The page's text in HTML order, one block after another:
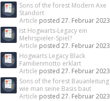
Sons of the forest Modern Axe
Standort
Article posted27. Februar 2023
Ist Hogwarts-Legacy ein
Mehrspieler-Spiel?
Article posted27. Februar 2023
Hogwarts Legacy Black
Familienmotto erklärt
Article posted27. Februar 2023
Sons of the forest Bauanleitung
wie man seine Basis baut
Article posted27. Februar 2023